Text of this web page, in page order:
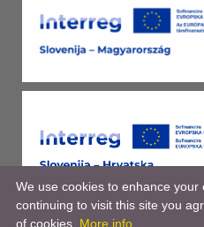
We use cookies to enhance your
continuing to visit this site you
of cookies. More info